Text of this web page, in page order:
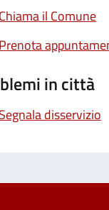
Chiama il Comune
Prenota
in città
Segnala disservizio